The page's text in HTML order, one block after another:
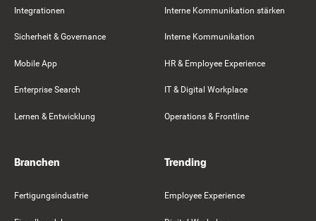
Integrationen
Sicherheit & Governance
Mobile App
Enterprise Search
Lernen & Entwicklung
Interne Kommunikation stärken
Interne Kommunikation
HR & Employee Experience
IT & Digital Workplace
Operations & Frontline
Branchen
Fertigungsindustrie
Trending
Employee Experience